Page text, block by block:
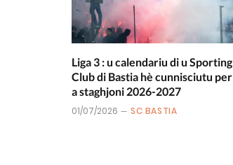
Liga 3 : u calendariu di u Sporting
Club di Bastia hè cunnisciutu per
a staghjoni 2026-2027
01/07/2026 SC BASTIA